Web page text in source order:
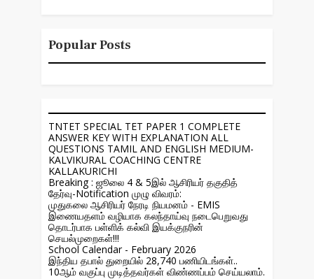
Popular Posts
TNTET SPECIAL TET PAPER 1 COMPLETE
ANSWER KEY WITH EXPLANATION ALL
QUESTIONS TAMIL AND ENGLISH MEDIUM-
KALVIKURAL COACHING CENTRE
KALLAKURICHI
Breaking : ஜூலை 4 & 5இல் ஆசிரியர் தகுதித்
தேர்வு-Notification முழு விவரம்:
முதுகலை ஆசிரியர் நேரடி நியமனம் - EMIS
இணையதளம் வழியாக கலந்தாய்வு நடைபெறுவது
தொடர்பாக பள்ளிக் கல்வி இயக்குநரின்
செயல்முறைகள்!!!
School Calendar - February 2026
இந்திய தபால் துறையில் 28,740 பணியிடங்கள்..
10ஆம் வகுப்பு முடித்தவர்கள் விண்ணப்பம் செய்யலாம்.